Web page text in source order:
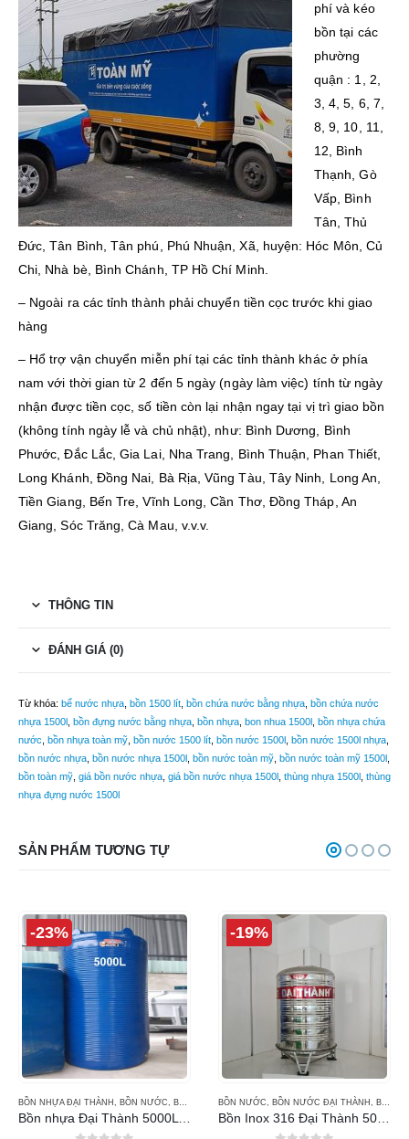
phí và kéo
bồn tại các
phường
quận : 1, 2,
3, 4, 5, 6, 7,
8, 9, 10, 11,
12, Bình
Thạnh, Gò
Vấp, Bình
Tân, Thủ
Đức, Tân Bình, Tân phú, Phú Nhuận, Xã, huyện: Hóc Môn, Củ
Chi, Nhà bè, Bình Chánh, TP Hồ Chí Minh.
– Ngoài ra các tỉnh thành phải chuyển tiền cọc trước khi giao
hàng
– Hổ trợ vận chuyển miễn phí tại các tỉnh thành khác ở phía
nam với thời gian từ 2 đến 5 ngày (ngày làm việc) tính từ ngày
nhận được tiền cọc, số tiền còn lại nhận ngay tại vị trì giao bồn
(không tính ngày lễ và chủ nhật), như: Bình Dương, Bình
Phước, Đắc Lắc, Gia Lai, Nha Trang, Bình Thuận, Phan Thiết,
Long Khánh, Đồng Nai, Bà Rịa, Vũng Tàu, Tây Ninh, Long An,
Tiền Giang, Bến Tre, Vĩnh Long, Cần Thơ, Đồng Tháp, An
Giang, Sóc Trăng, Cà Mau, v.v.v.
THÔNG TIN
ĐÁNH GIÁ (0)
Từ khóa: bể nước nhựa bồn 1500 lít bồn chứa nước bằng nhựa bồn chứa nước
nhựa 1500l bồn đựng nước bằng nhựa bồn nhựa bon nhua 1500l bồn nhựa chứa
nước bồn nhựa toàn mỹ bồn nước 1500 lít bồn nước 1500l bồn nước 1500l nhựa
bồn nước nhựa bồn nước nhựa 1500l bồn nước toàn mỹ bồn nước toàn mỹ 1500l
bồn toàn mỹ giá bồn nước nhựa giá bồn nước nhựa 1500l thùng nhựa 1500l thùng
nhựa đựng nước 1500l
SẢN PHẨM TƯƠNG TỰ
-23%
BỒN NHỰA ĐẠI THÀNH , BỒN NƯỚC, BỒN NƯỚC ĐẠI THÀNH
Bồn nhựa Đại Thành 5000L đứng
-19%
BỒN NƯỚC, BỒN NƯỚC ĐẠI THÀNH , BỒN NƯỚC INOX ĐẠI THÀNH
Bồn Inox 316 Đại Thành 500L đứng